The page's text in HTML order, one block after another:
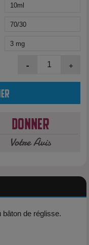
- +
Donner
Votre Avis
de réglisse.